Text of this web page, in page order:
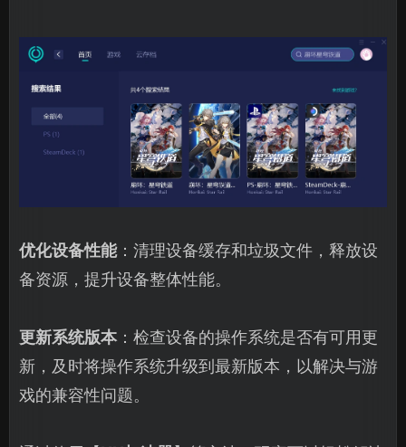
优化设备性能：清理设备缓存和垃圾文件，释放设
备资源，提升设备整体性能。
更新系统版本：检查设备的操作系统是否有可用更
新，及时将操作系统升级到最新版本，以解决与游
戏的兼容性问题。